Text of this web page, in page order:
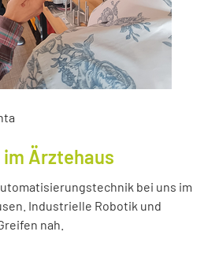
Ärztehaus
bei uns im
Industrielle Robotik und
nah.